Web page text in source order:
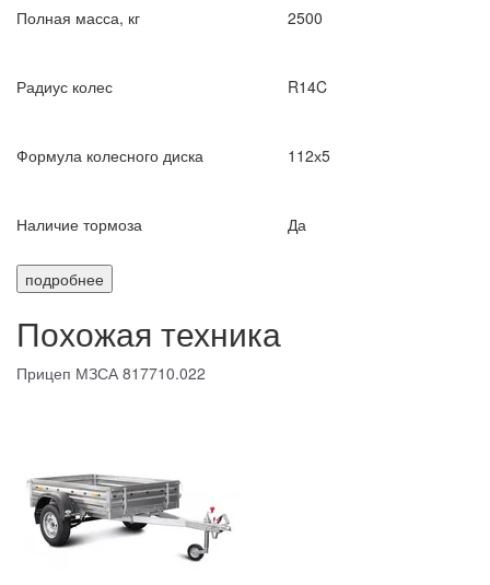
Полная масса, кг 2500
Радиус колес R14C
Формула колесного диска 112х5
Наличие тормоза Да
подробнее
Похожая техника
Прицеп МЗСА 817710.022